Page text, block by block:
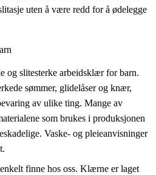
uten å være redd for å ødelegge
og slitesterke arbeidsklær for barn.
sømmer, glidelåser og knær,
av ulike ting. Mange av
som brukes i produksjonen
Vaske- og pleieanvisninger
finne hos oss. Klærne er laget